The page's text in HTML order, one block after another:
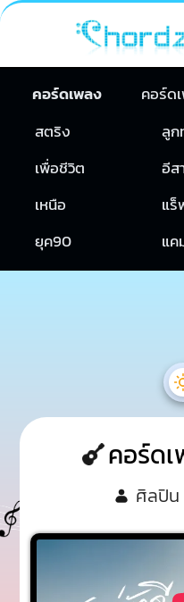
คอร์ดเพลง คอร์ด
สตริง
ลูก
เพื่อชีวิต
อีส
เหนือ
แร็
ยุค90
แ
คอร์ด
ศิลปิน